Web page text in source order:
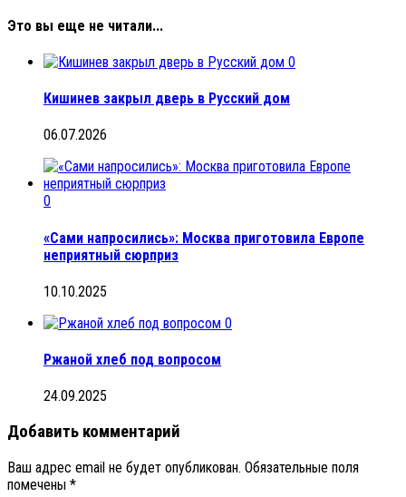
Это вы еще не читали...
0
Кишинев закрыл дверь в Русский дом
06.07.2026
0
«Сами напросились»: Москва приготовила Европе
неприятный сюрприз
10.10.2025
0
Ржаной хлеб под вопросом
24.09.2025
Добавить комментарий
Ваш адрес email не будет опубликован. Обязательные поля
помечены *